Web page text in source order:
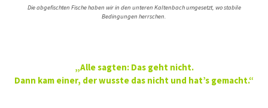
Die abgefischten Fische haben wir in den unteren Kaltenbach umgesetzt, wo stabile
Bedingungen herrschen.
„Alle sagten: Das geht nicht.
Dann kam einer, der wusste das nicht und hat’s gemacht.“